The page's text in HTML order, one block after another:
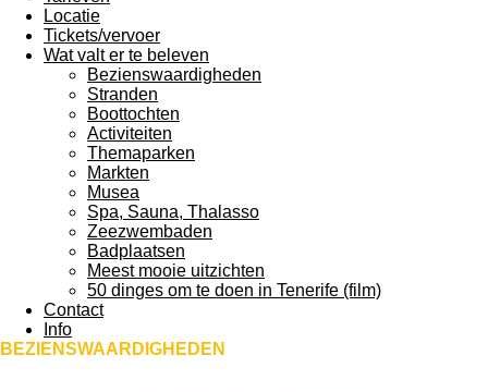
Locatie
Tickets/vervoer
Wat valt er te beleven
Bezienswaardigheden
Stranden
Boottochten
Activiteiten
Themaparken
Markten
Musea
Spa, Sauna, Thalasso
Zeezwembaden
Badplaatsen
Meest mooie uitzichten
50 dinges om te doen in Tenerife (film)
Contact
Info
BEZIENSWAARDIGHEDEN